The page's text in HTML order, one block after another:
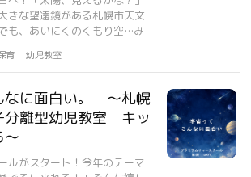
きな望遠鏡がある札幌市天文
も、あいにくのくもり空…み
育 幼児教室
なに面白い。 〜札幌
離型幼児教室 キッ
〜
ルがスタート！今年のテーマ